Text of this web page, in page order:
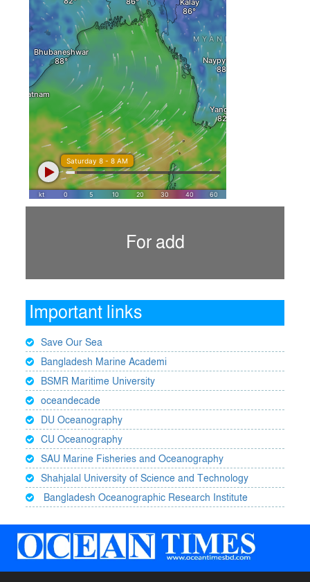
For add
Important links
Save Our Sea
Bangladesh Marine Academi
BSMR Maritime University
oceandecade
DU Oceanography
CU Oceanography
SAU Marine Fisheries and Oceanography
Shahjalal University of Science and Technology
Bangladesh Oceanographic Research Institute